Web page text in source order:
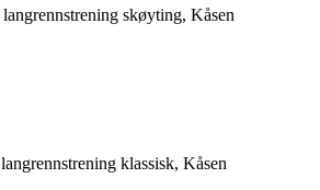
langrennstrening skøyting, Kåsen
langrennstrening klassisk, Kåsen